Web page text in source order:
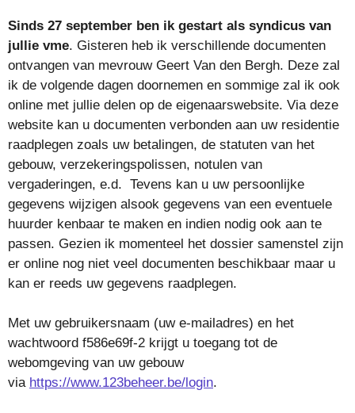
Sinds 27 september ben ik gestart als syndicus van
jullie vme. Gisteren heb ik verschillende documenten
ontvangen van mevrouw Geert Van den Bergh. Deze zal
ik de volgende dagen doornemen en sommige zal ik ook
online met jullie delen op de eigenaarswebsite. Via deze
website kan u documenten verbonden aan uw residentie
raadplegen zoals uw betalingen, de statuten van het
gebouw, verzekeringspolissen, notulen van
vergaderingen, e.d. Tevens kan u uw persoonlijke
gegevens wijzigen alsook gegevens van een eventuele
huurder kenbaar te maken en indien nodig ook aan te
passen. Gezien ik momenteel het dossier samenstel zijn
er online nog niet veel documenten beschikbaar maar u
kan er reeds uw gegevens raadplegen.
Met uw gebruikersnaam (uw e-mailadres) en het
wachtwoord f586e69f-2 krijgt u toegang tot de
webomgeving van uw gebouw
via https://www.123beheer.be/login.